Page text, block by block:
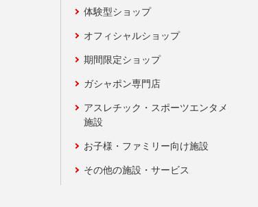
体験型ショップ
オフィシャルショップ
期間限定ショップ
ガシャポン専門店
アスレチック・スポーツエンタメ
施設
お子様・ファミリー向け施設
その他の施設・サービス